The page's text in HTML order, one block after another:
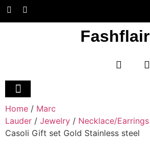
Fashflair
Home / Marc
Lauder / Jewelry / Necklace/Earrings
Casoli Gift set Gold Stainless steel